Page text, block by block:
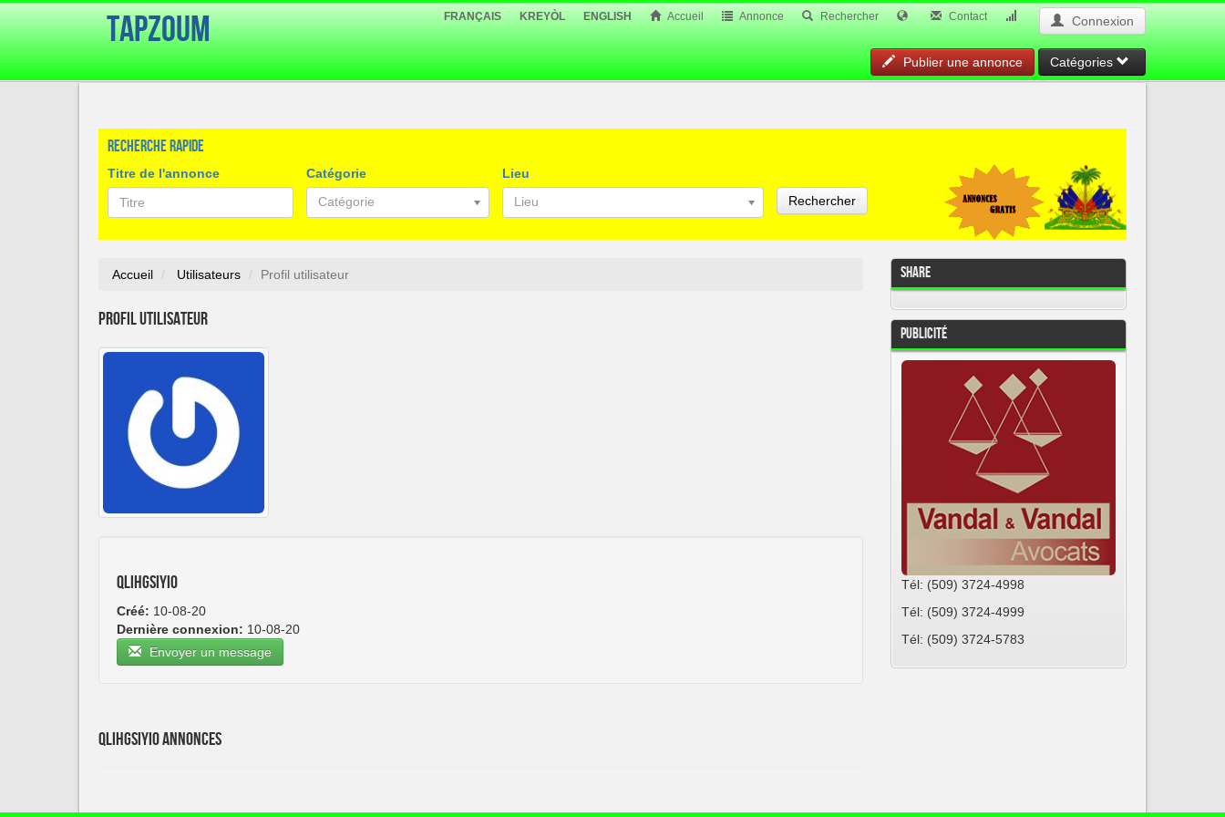
TapZoum FRANÇAIS KREYÒL ENGLISH Accueil Annonce Rechercher Contact Connexion
Publier une annonce Catégories
Recherche rapide
Titre de l'annonce
Catégorie
Catégorie
Lieu
Lieu
Rechercher
Accueil Utilisateurs Profil utilisateur
Profil utilisateur
qlihgsiyio
Créé: 10-08-20
Dernière connexion: 10-08-20
Envoyer un message
qlihgsiyio Annonces
Share
Publicité
Tél: (509) 3724-4998
Tél: (509) 3724-4999
Tél: (509) 3724-5783